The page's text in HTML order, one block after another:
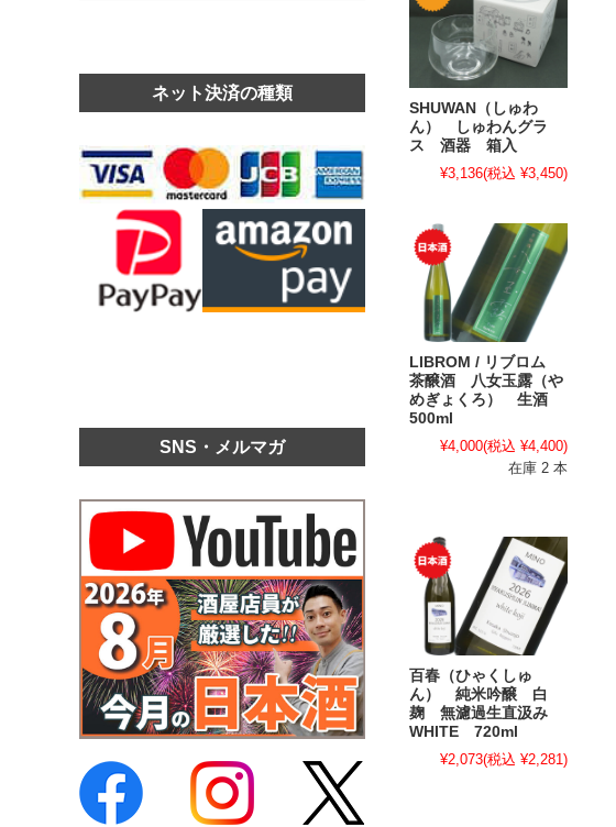
SHUWAN（しゅわ
ん） しゅわんグラ
ス 酒器 箱入
¥3,136(税込 ¥3,450)
LIBROM / リブロム
茶醸酒 八女玉露（や
めぎょくろ） 生酒
500ml
¥4,000(税込 ¥4,400)
在庫 2 本
百春（ひゃくしゅ
ん） 純米吟醸 白
麹 無濾過生直汲み
WHITE 720ml
¥2,073(税込 ¥2,281)
ネット決済の種類
SNS・メルマガ